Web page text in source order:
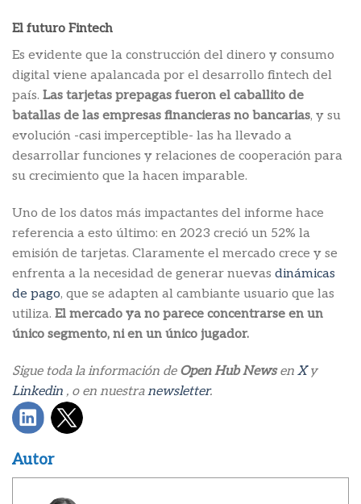
El futuro Fintech
Es evidente que la construcción del dinero y consumo
digital viene apalancada por el desarrollo fintech del
país. Las tarjetas prepagas fueron el caballito de
batallas de las empresas financieras no bancarias, y su
evolución -casi imperceptible- las ha llevado a
desarrollar funciones y relaciones de cooperación para
su crecimiento que la hacen imparable.
Uno de los datos más impactantes del informe hace
referencia a esto último: en 2023 creció un 52% la
emisión de tarjetas. Claramente el mercado crece y se
enfrenta a la necesidad de generar nuevas dinámicas
de pago, que se adapten al cambiante usuario que las
utiliza. El mercado ya no parece concentrarse en un
único segmento, ni en un único jugador.
Sigue toda la información de Open Hub Newsen Xy
Linkedin , o en nuestranewsletter.
Autor